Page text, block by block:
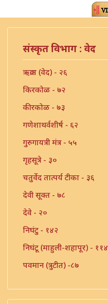
संस्कृत विभाग : वेद
ऋक्रवा (वेद) - २६
किरकोळ - ७२
कीरकोळ - ७३
गणेशाथर्वशीर्ष - ६२
गुरुगायत्री मंत्र - ५५
गृहसूत्रे - ३०
चतुर्वेद तात्पर्य टीका - ३६
देवी सूक्त - ७८
देवे - २०
निघंटु - १४२
निघंटू (माहुली-शहापूर) - ११४
पवमान (त्रुटीत) -८७
पवमान - १३